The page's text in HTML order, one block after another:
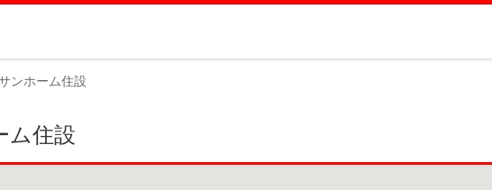
ンホーム住設
ム住設